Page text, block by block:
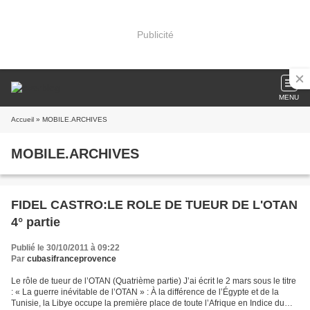
Publicité
MENU
Accueil » MOBILE.ARCHIVES
MOBILE.ARCHIVES
FIDEL CASTRO:LE ROLE DE TUEUR DE L'OTAN
4° partie
Publié le 30/10/2011 à 09:22
Par cubasifranceprovence
Le rôle de tueur de l’OTAN (Quatrième partie) J’ai écrit le 2 mars sous le titre
: « La guerre inévitable de l’OTAN » : À la différence de l’Égypte et de la
Tunisie, la Libye occupe la première place de toute l’Afrique en Indice du